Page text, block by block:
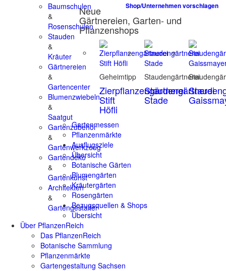
Baumschulen
&
Rosenschulen
Stauden
&
Kräuter
Gärtnereien
&
Gartencenter
Blumenzwiebeln
&
Saatgut
Gartenzubehör
&
Gartenwerkzeug
Gartendeko
&
Gartenkunst
Architekten
&
Gartengestalter
Shop/Unternehmen vorschlagen
Neue
Gärtnereien, Garten- und
Pflanzenshops
Geheimtipp
Zierpflanzengärtnerei
Stift
Höfli
Staudengärtnerei
Staudengärtnerei
Stade
Gartenmessen
Pflanzenmärkte
Ausflugsziele
Übersicht
Botanische Gärten
Blumengärten
Kräutergärten
Rosengärten
Bezugsquellen & Shops
Übersicht
Über PflanzenReich
Das PflanzenReich
Botanische Sammlung
Pflanzenmärkte
Gartengestaltung Sachsen